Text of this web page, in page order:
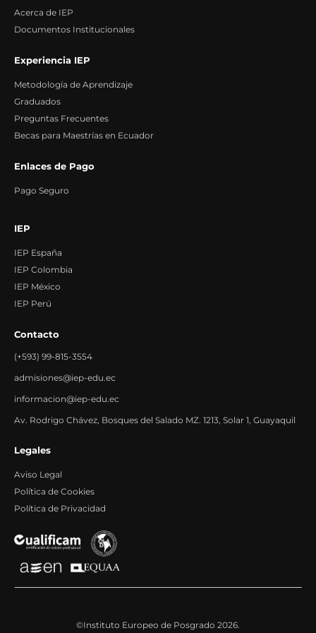
Acerca de IEP
Documentos Institucionales
Experiencia IEP
Metodología de Aprendizaje
Graduados
Preguntas Frecuentes
Becas para Maestrías en Ecuador
Enlaces de Pago
Pago Seguro
IEP
IEP España
IEP Colombia
IEP México
IEP Perú
Contacto
(+593) 99-815-3554
admisiones@iep-edu.ec
informacion@iep-edu.ec
Av. Rodrigo Chávez, Bosques del Salado MZ. 1213, Solar 1, Guayaquil
Legales
Aviso Legal
Política de Cookies
Política de Privacidad
©Instituto Europeo de Posgrado 2026.